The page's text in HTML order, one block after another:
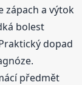
zápach a výtok
bolest
dopad
předmět